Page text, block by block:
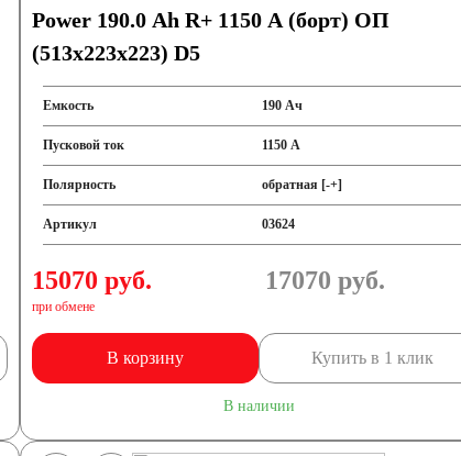
Power 190.0 Ah R+ 1150 A (борт) ОП
(513x223x223) D5
Емкость 190 Ач
Пусковой ток 1150 А
Полярность обратная [-+]
Артикул 03624
15070 руб.
при обмене
17070 руб.
В корзину Купить в 1 клик
В наличии